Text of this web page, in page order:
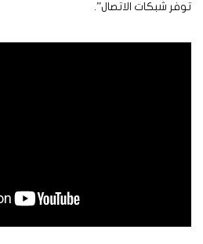
توفر شبكات الاتصال”.